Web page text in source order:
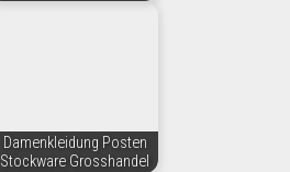
Damenkleidung Posten
Stockware Grosshandel